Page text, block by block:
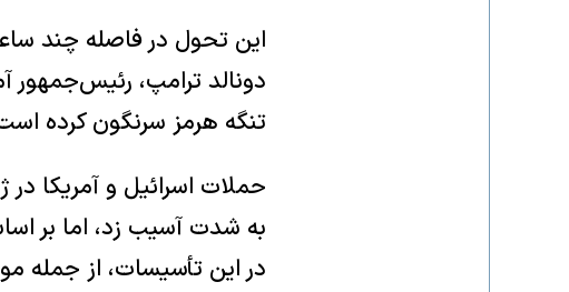
این تحول در فاصله چند
دونالد ترامپ، رئیس‌جمهور
تنگه هرمز سرنگون کرده
حملات اسرائیل و آمریکا در
به شدت آسیب زد، اما بر
در این تأسیسات، از جمله